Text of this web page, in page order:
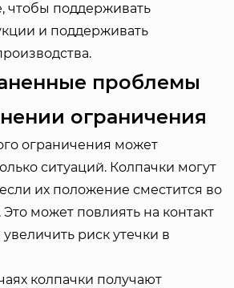
чтобы поддерживать
и поддерживать
проблемы
ограничения
ограничения может
ситуаций. Колпачки могут
их положение сместится во
может повлиять на контакт
риск утечки в
колпачки получают